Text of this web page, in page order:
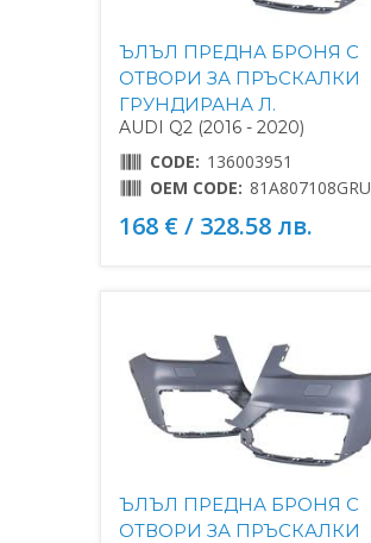
ЪЛЪЛ ПРЕДНА БРОНЯ С
ОТВОРИ ЗА ПРЪСКАЛКИ
ГРУНДИРАНА Л.
AUDI Q2 (2016 - 2020)
CODE: 136003951
OEM CODE: 81A807108GRU
168 € / 328.58 лв.
ЪЛЪЛ ПРЕДНА БРОНЯ С
ОТВОРИ ЗА ПРЪСКАЛКИ